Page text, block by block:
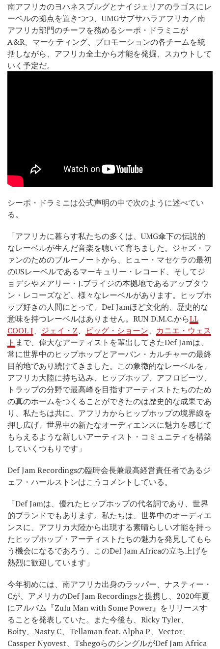
南アフリカのヨハネスブルグとナイジェリアのラゴスにレ
ーベルの拠点を置きつつ、UMGサブサハラアフリカ／南
アフリカ部門のチーフを務めるシーポ・ドラミニが
A&R、マーケティング、プロモーションの各チームを統
括しながら、アフリカ全土から才能を発掘、スカウトして
いく予定だ。
シーポ・ドラミニは公式声明の中で次のように述べてい
る。
「アフリカに暮らす私たちの多くは、UMG傘下の伝説的
なレーベルが生んだ音楽を聴いて育ちました。ジャズ・フ
ァンのためのブルーノートから、ヒュー・マセケラの最初
のUSレーベルであるマーキュリー・レコード、そしてジ
ョデシやメアリー・J.ブライジの本拠地であるアップタウ
ン・レコーズなど、様々なレーベルがあります。ヒップホ
ップ好きの人間にとって、Def Jamほど文化的、歴史的な
意味を持つレーベルはありません。RUN D.M.C.からLL
COOL J、 ジェイ・Z、 ビッグ・ショーン、 カニエ・ウェス
ト まで、偉大なアーティストを輩出してきたDef Jamは、
常に世界中のヒップホップとアーバン・カルチャーの最終
目的地であり続けてきました。この象徴的なレーベルを、
アフリカ大陸に持ち込み、ヒップホップ、アフロビーツ、
トラップの分野で最高峰を目指すアーティストたちのため
の真のホームをつくることができたのは歴史的な成果であ
り、私たちは共に、アフリカからヒップホップの境界線を
押し広げ、世界中の新たなオーディエンスに魅力を感じて
もらえるような新しいアーティスト・コミュニティを構築
していくつもりです」
Def Jam Recordingsの臨時会長兼最高経営責任者であるジ
ェフ・ハールストンはこうコメントしている。
「Def Jamは、優れたヒップホップの代名詞であり、世界
的ブランドでもあります。私たちは、世界中のオーディエ
ンスに、アフリカ大陸から出現する素晴らしい才能を持っ
たヒップホップ・アーティストたちの魅力を発見してもら
う機会になるであろう、このDef Jam Africaの立ち上げを
熱烈に歓迎しています」
今年初めには、南アフリカ出身のラッパー、ナスティー・
Cが、アメリカのDef Jam Recordingsと提携し、2020年夏
にアルバム『Zulu Man with Some Power』をリリースす
ることを発表していた。また今後も、Ricky Tyler、
Boity、Nasty C、Tellaman feat. Alpha P、Vector、
Cassper Nyovest、TshegoらのシングルがDef Jam Africa